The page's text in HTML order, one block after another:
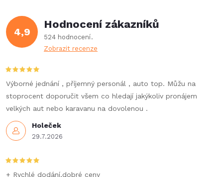
4,9
Hodnocení zákazníků
524 hodnocení
Zobrazit recenze
Holeček
29.7.2026
Výborné jednání , příjemný personál , auto top. Můžu na
stoprocent doporučit všem co hledají jakýkoliv pronájem
velkých aut nebo karavanu na dovolenou .
+ Rychlé dodání,dobré ceny